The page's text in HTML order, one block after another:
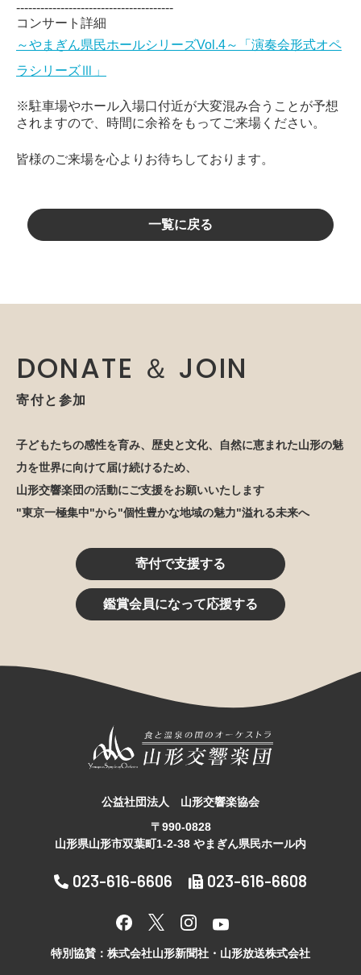
---------------------------------------
コンサート詳細
～やまぎん県民ホールシリーズVol.4～「演奏会形式オペ
ラシリーズⅢ」
※駐車場やホール入場口付近が大変混み合うことが予想
されますので、時間に余裕をもってご来場ください。
皆様のご来場を心よりお待ちしております。
一覧に戻る
DONATE ＆ JOIN
寄付と参加
子どもたちの感性を育み、歴史と文化、自然に恵まれた山形の魅
力を世界に向けて届け続けるため、
山形交響楽団の活動にご支援をお願いいたします
"東京一極集中"から"個性豊かな地域の魅力"溢れる未来へ
寄付で支援する
鑑賞会員になって応援する
公益社団法人 山形交響楽協会
〒990-0828
山形県山形市双葉町1-2-38 やまぎん県民ホール内
023-616-6606 023-616-6608
特別協賛：株式会社山形新聞社・山形放送株式会社